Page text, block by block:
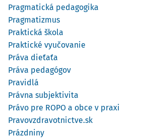
Pragmatická pedagogika
Pragmatizmus
Praktická škola
Praktické vyučovanie
Práva dieťaťa
Práva pedagógov
Pravidlá
Právna subjektivita
Právo pre ROPO a obce v praxi
Pravovzdravotnictve.sk
Prázdniny